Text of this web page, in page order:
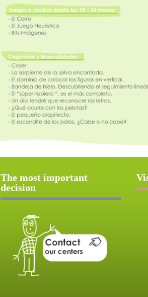
The most important
decision